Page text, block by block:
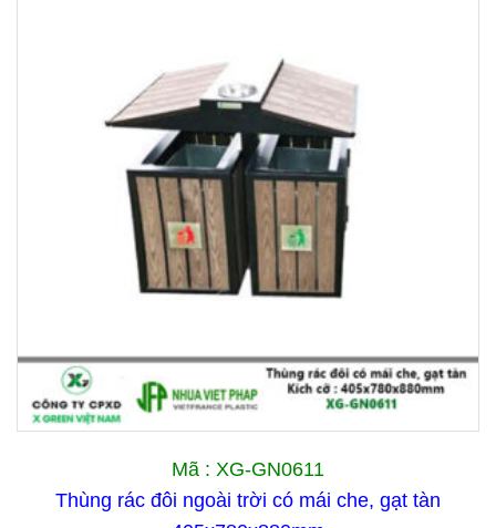
Mã : XG-GN0611
Thùng rác đôi ngoài trời có mái che, gạt tàn